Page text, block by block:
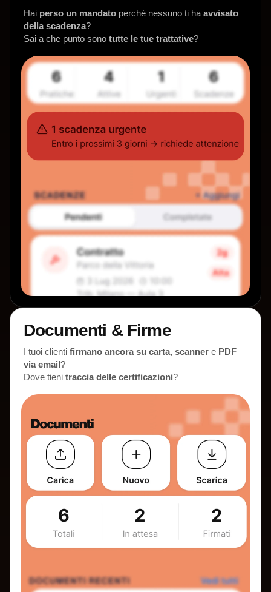
Hai perso un mandato perché nessuno ti ha avvisato
della scadenza?
Sai a che punto sono tutte le tue trattative?
Documenti & Firme
I tuoi clienti firmano ancora su carta, scanner e PDF
via email?
Dove tieni traccia delle certificazioni?